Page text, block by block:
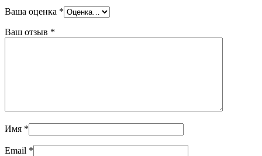
Ваша оценка *
Ваш отзыв *
Имя *
Email *